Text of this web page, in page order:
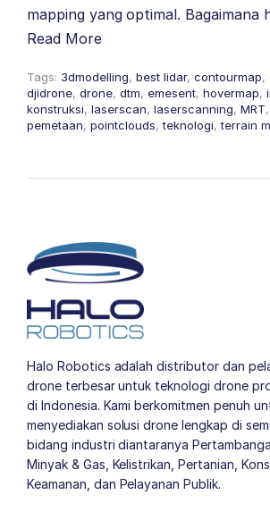
mapping yang optimal. Bagaimana
Read More
Tags: 3dmodelling, best lidar, contourmap,
djidrone, drone, dtm, emesent, hovermap,
konstruksi, laserscan, laserscanning, MRT,
pemetaan, pointclouds,teknologi,terrain
Halo Robotics adalah distributor dan
drone terbesar untuk teknologi drone
di Indonesia. Kami berkomitmen penuh
menyediakan solusi drone lengkap di
bidang industri diantaranya
Minyak & Gas, Kelistrikan, Pertanian,
Keamanan, dan Pelayanan Publik.